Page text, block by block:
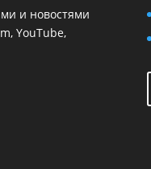
и новостями
YouTube,